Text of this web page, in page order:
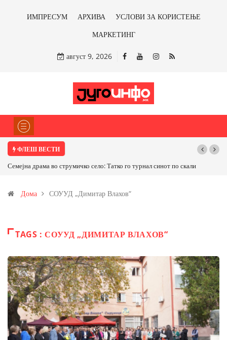
ИМПРЕСУМ АРХИВА
УСЛОВИ ЗА КОРИСТЕЊЕ
МАРКЕТИНГ
август 9, 2026
ФЛЕШ ВЕСТИ
Семејна драма во струмичко село: Татко го турнал синот по скали
Дома СОУУД „Димитар Влахов“
TAGS : СОУУД „ДИМИТАР ВЛАХОВ“